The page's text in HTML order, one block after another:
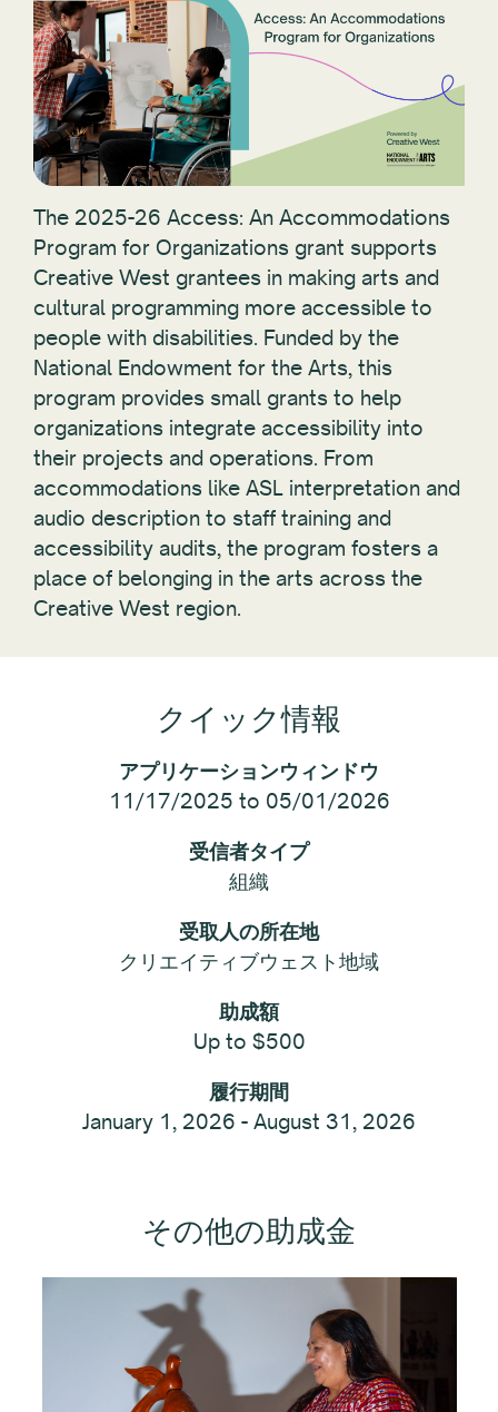
The 2025-26 Access: An Accommodations
Program for Organizations grant supports
Creative West grantees in making arts and
cultural programming more accessible to
people with disabilities. Funded by the
National Endowment for the Arts, this
program provides small grants to help
organizations integrate accessibility into
their projects and operations. From
accommodations like ASL interpretation and
audio description to staff training and
accessibility audits, the program fosters a
place of belonging in the arts across the
Creative West region.
クイック情報
アプリケーションウィンドウ
11/17/2025 to 05/01/2026
受信者タイプ
組織
受取人の所在地
クリエイティブウェスト地域
助成額
Up to $500
履行期間
January 1, 2026 - August 31, 2026
その他の助成金